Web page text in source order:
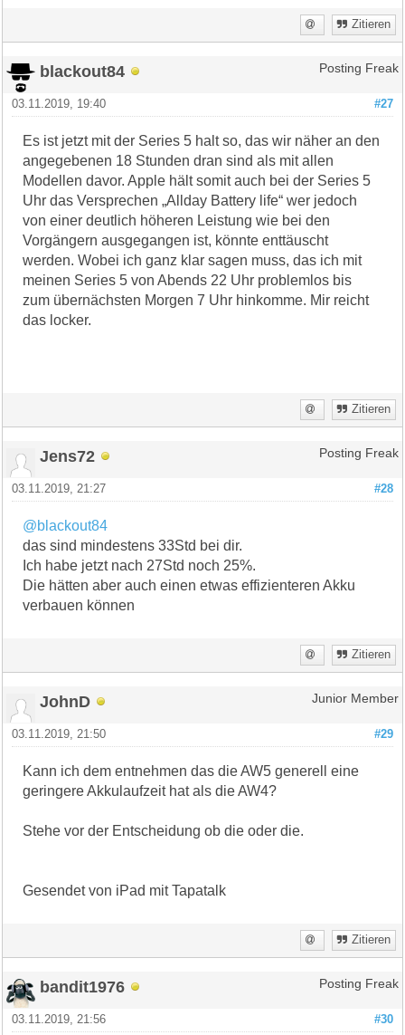
Zitieren
blackout84 Posting Freak
#27
03.11.2019, 19:40
Es ist jetzt mit der Series 5 halt so, das wir näher an den
angegebenen 18 Stunden dran sind als mit allen
Modellen davor. Apple hält somit auch bei der Series 5
Uhr das Versprechen „Allday Battery life“ wer jedoch
von einer deutlich höheren Leistung wie bei den
Vorgängern ausgegangen ist, könnte enttäuscht
werden. Wobei ich ganz klar sagen muss, das ich mit
meinen Series 5 von Abends 22 Uhr problemlos bis
zum übernächsten Morgen 7 Uhr hinkomme. Mir reicht
das locker.
Zitieren
Jens72 Posting Freak
#28
03.11.2019, 21:27
@blackout84
das sind mindestens 33Std bei dir.
Ich habe jetzt nach 27Std noch 25%.
Die hätten aber auch einen etwas effizienteren Akku
verbauen können
Zitieren
JohnD Junior Member
#29
03.11.2019, 21:50
Kann ich dem entnehmen das die AW5 generell eine
geringere Akkulaufzeit hat als die AW4?
Stehe vor der Entscheidung ob die oder die.
Gesendet von iPad mit Tapatalk
Zitieren
bandit1976 Posting Freak
#30
03.11.2019, 21:56